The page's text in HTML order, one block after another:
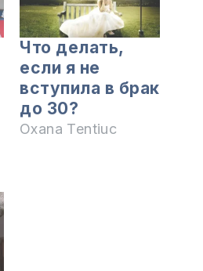
Что делать,
если я не
вступила в брак
до 30?
Oxana Tentiuc